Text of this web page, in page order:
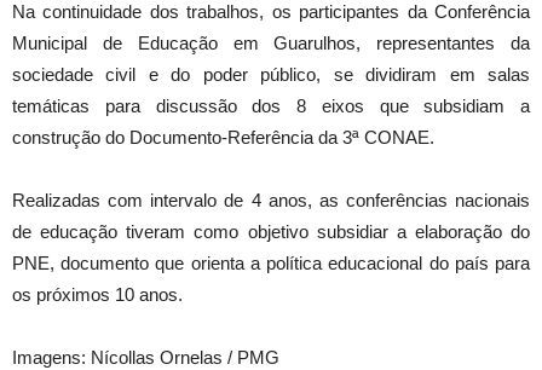
Na continuidade dos trabalhos, os participantes da Conferência
Municipal de Educação em Guarulhos, representantes da
sociedade civil e do poder público, se dividiram em salas
temáticas para discussão dos 8 eixos que subsidiam a
construção do Documento-Referência da 3ª CONAE.
Realizadas com intervalo de 4 anos, as conferências nacionais
de educação tiveram como objetivo subsidiar a elaboração do
PNE, documento que orienta a política educacional do país para
os próximos 10 anos.
Imagens: Nícollas Ornelas / PMG